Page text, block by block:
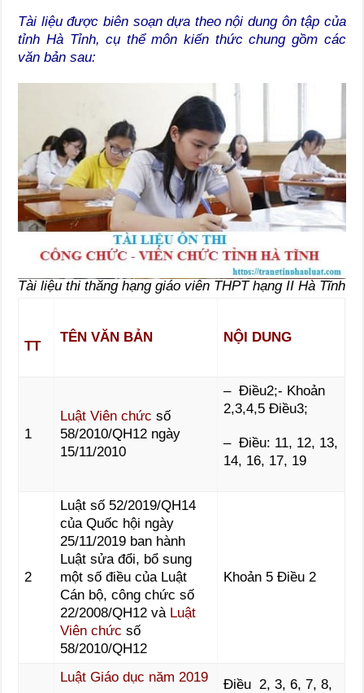
Tài liệu được biên soạn dựa theo nội dung ôn tập của
tỉnh Hà Tỉnh, cụ thể môn kiến thức chung gồm các
văn bản sau:
Tài liệu thi thăng hạng giáo viên THPT hạng II Hà Tĩnh
TT
TÊN VĂN BẢN NỘI DUNG
1
Luật Viên chức số
58/2010/QH12 ngày
15/11/2010
– Điều2;- Khoản
2,3,4,5 Điều3;
– Điều: 11, 12, 13,
14, 16, 17, 19
2
Luật số 52/2019/QH14
của Quốc hội ngày
25/11/2019 ban hành
Luật sửa đổi, bổ sung
một số điều của Luật
Cán bộ, công chức số
22/2008/QH12 và Luật
Viên chức số
58/2010/QH12
Khoản 5 Điều 2
Luật Giáo dục năm 2019
Điều 2, 3, 6, 7, 8,